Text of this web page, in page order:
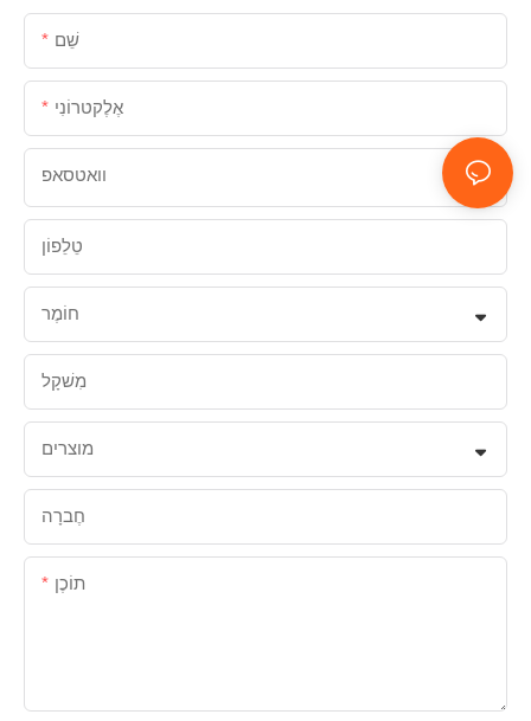
שֵׁם
אֶלֶקטרוֹנִי
וואטסאפ
טֵלֵפוֹן
חוֹמֶר
מִשׁקָל
מוצרים
חֶברָה
תוֹכֶן